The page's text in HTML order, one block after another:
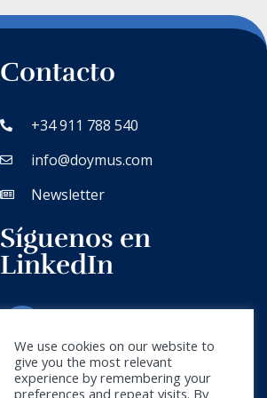
Contacto
+34 911 788 540
info@doymus.com
Newsletter
Síguenos en
LinkedIn
We use cookies on our website to
give you the most relevant
experience by remembering your
preferences and repeat visits. By